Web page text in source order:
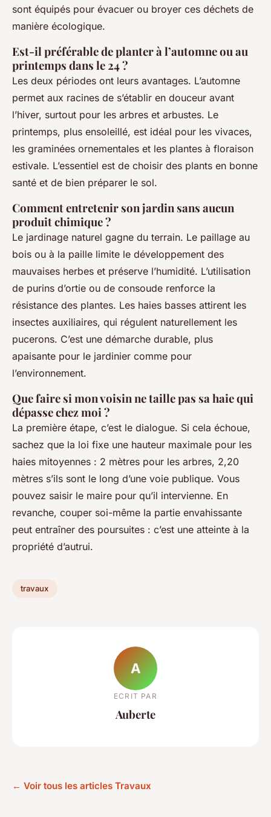
sont équipés pour évacuer ou broyer ces déchets de
manière écologique.
Est-il préférable de planter à l’automne ou au
printemps dans le 24 ?
Les deux périodes ont leurs avantages. L’automne
permet aux racines de s’établir en douceur avant
l’hiver, surtout pour les arbres et arbustes. Le
printemps, plus ensoleillé, est idéal pour les vivaces,
les graminées ornementales et les plantes à floraison
estivale. L’essentiel est de choisir des plants en bonne
santé et de bien préparer le sol.
Comment entretenir son jardin sans aucun
produit chimique ?
Le jardinage naturel gagne du terrain. Le paillage au
bois ou à la paille limite le développement des
mauvaises herbes et préserve l’humidité. L’utilisation
de purins d’ortie ou de consoude renforce la
résistance des plantes. Les haies basses attirent les
insectes auxiliaires, qui régulent naturellement les
pucerons. C’est une démarche durable, plus
apaisante pour le jardinier comme pour
l’environnement.
Que faire si mon voisin ne taille pas sa haie qui
dépasse chez moi ?
La première étape, c’est le dialogue. Si cela échoue,
sachez que la loi fixe une hauteur maximale pour les
haies mitoyennes : 2 mètres pour les arbres, 2,20
mètres s’ils sont le long d’une voie publique. Vous
pouvez saisir le maire pour qu’il intervienne. En
revanche, couper soi-même la partie envahissante
peut entraîner des poursuites : c’est une atteinte à la
propriété d’autrui.
travaux
A
ECRIT PAR
Auberte
← Voir tous les articles Travaux